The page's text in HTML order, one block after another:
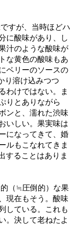
すが、当時ほどハ
に酸味があり、し
汁のような酸味が
な黄色の酸味もあ
ベリーのソースの
り溶け込みつつ
わけではない。ま
りとありながら
ンと、濡れた渋味
いしい。果実味は
になってきて、婚
ルもこなれてきま
することはありま
（≒圧倒的）な果
現在もそう。酸味
している。これも
。決して老ねたよ